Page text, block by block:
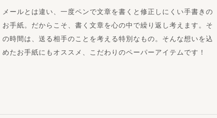
メールとは違い、一度ペンで文章を書くと修正しにくい手書きの
お手紙。だからこそ、書く文章を心の中で繰り返し考えます。そ
の時間は、送る相手のことを考える特別なもの。そんな想いを込
めたお手紙にもオススメ、こだわりのペーパーアイテムです！